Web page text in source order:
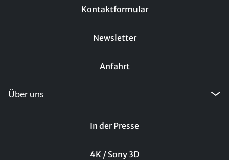
Kontaktformular
Newsletter
Anfahrt
Über uns
In der Presse
4K / Sony 3D